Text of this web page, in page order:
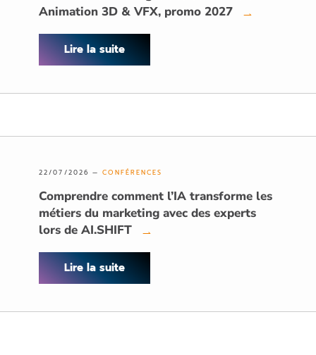
Animation 3D & VFX, promo 2027
→
Lire la suite
22/07/2026 —CONFÉRENCES
Comprendre comment l’IA transforme les
métiers du marketing avec des experts
lors de AI.SHIFT
→
Lire la suite